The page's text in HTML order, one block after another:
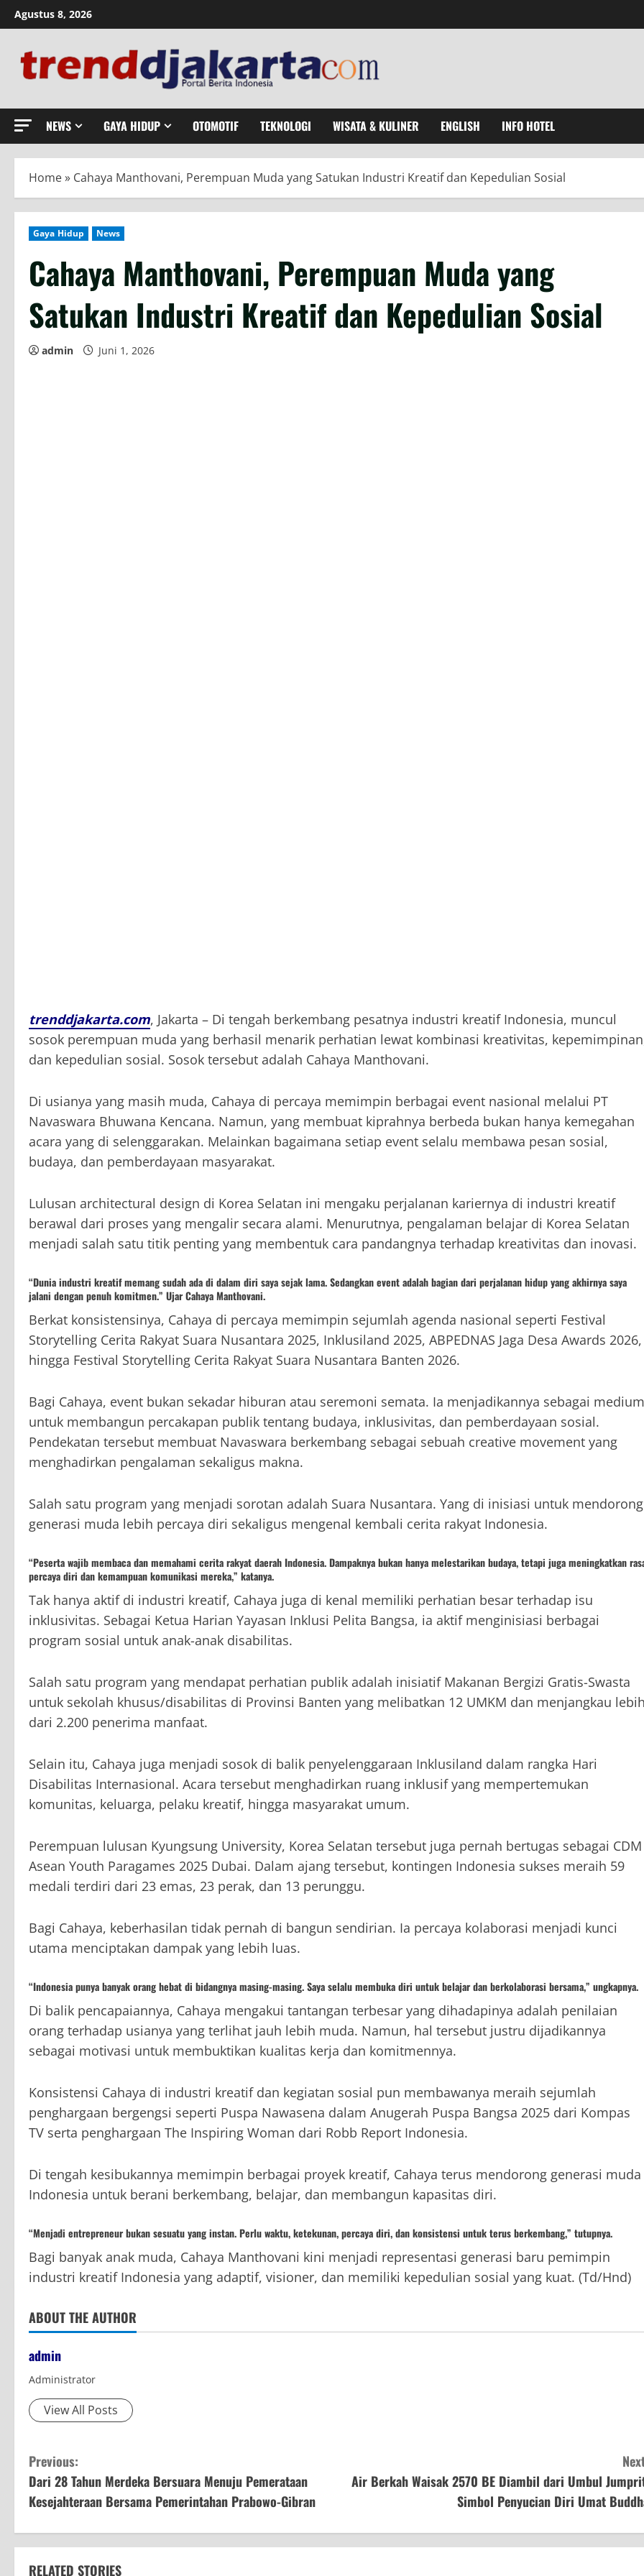
Skip
to
Agustus 8, 2026
NEWS GAYA HIDUP OTOMOTIF TEKNOLOGI WISATA & KULINER ENGLISH INFO HOTEL
Home» Cahaya Manthovani, Perempuan Muda yang Satukan Industri Kreatif dan Kepedulian Sosial
Gaya Hidup News
Cahaya Manthovani, Perempuan Muda yang
Satukan Industri Kreatif dan Kepedulian Sosial
admin Juni 1, 2026
trenddjakarta.com, Jakarta – Di tengah berkembang pesatnya industri kreatif Indonesia, muncul
sosok perempuan muda yang berhasil menarik perhatian lewat kombinasi kreativitas,
dan kepedulian sosial. Sosok tersebut adalah Cahaya Manthovani.
Di usianya yang masih muda, Cahaya di percaya memimpin berbagai event nasional melalui PT
Navaswara Bhuwana Kencana. Namun, yang membuat kiprahnya berbeda bukan hanya kemegahan
acara yang di selenggarakan. Melainkan bagaimana setiap event selalu membawa pesan sosial,
budaya, dan pemberdayaan masyarakat.
Lulusan architectural design di Korea Selatan ini mengaku perjalanan kariernya di industri kreatif
berawal dari proses yang mengalir secara alami. Menurutnya, pengalaman belajar di Korea Selatan
menjadi salah satu titik penting yang membentuk cara pandangnya terhadap kreativitas dan inovasi.
“Dunia industri kreatif memang sudah ada di dalam diri saya sejak lama. Sedangkan event adalah bagian dari perjalanan hidup yang akhirnya saya
jalani dengan penuh komitmen.” Ujar Cahaya Manthovani.
Berkat konsistensinya, Cahaya di percaya memimpin sejumlah agenda nasional seperti Festival
Storytelling Cerita Rakyat Suara Nusantara 2025, Inklusiland 2025, ABPEDNAS Jaga Desa Awards 2026,
hingga Festival Storytelling Cerita Rakyat Suara Nusantara Banten 2026.
Bagi Cahaya, event bukan sekadar hiburan atau seremoni semata. Ia menjadikannya sebagai medium
untuk membangun percakapan publik tentang budaya, inklusivitas, dan pemberdayaan sosial.
Pendekatan tersebut membuat Navaswara berkembang sebagai sebuah creative movement yang
menghadirkan pengalaman sekaligus makna.
Salah satu program yang menjadi sorotan adalah Suara Nusantara. Yang di inisiasi untuk mendorong
generasi muda lebih percaya diri sekaligus mengenal kembali cerita rakyat Indonesia.
“Peserta wajib membaca dan memahami cerita rakyat daerah Indonesia. Dampaknya bukan hanya melestarikan budaya, tetapi juga meningkatkan
percaya diri dan kemampuan komunikasi mereka,” katanya.
Tak hanya aktif di industri kreatif, Cahaya juga di kenal memiliki perhatian besar terhadap isu
inklusivitas. Sebagai Ketua Harian Yayasan Inklusi Pelita Bangsa, ia aktif menginisiasi berbagai
program sosial untuk anak-anak disabilitas.
Salah satu program yang mendapat perhatian publik adalah inisiatif Makanan Bergizi Gratis-Swasta
untuk sekolah khusus/disabilitas di Provinsi Banten yang melibatkan 12 UMKM dan menjangkau
dari 2.200 penerima manfaat.
Selain itu, Cahaya juga menjadi sosok di balik penyelenggaraan Inklusiland dalam rangka Hari
Disabilitas Internasional. Acara tersebut menghadirkan ruang inklusif yang mempertemukan
komunitas, keluarga, pelaku kreatif, hingga masyarakat umum.
Perempuan lulusan Kyungsung University, Korea Selatan tersebut juga pernah bertugas sebagai CDM
Asean Youth Paragames 2025 Dubai. Dalam ajang tersebut, kontingen Indonesia sukses meraih 59
medali terdiri dari 23 emas, 23 perak, dan 13 perunggu.
Bagi Cahaya, keberhasilan tidak pernah di bangun sendirian. Ia percaya kolaborasi menjadi kunci
utama menciptakan dampak yang lebih luas.
“Indonesia punya banyak orang hebat di bidangnya masing-masing. Saya selalu membuka diri untuk belajar dan berkolaborasi bersama,” ungkapnya.
Di balik pencapaiannya, Cahaya mengakui tantangan terbesar yang dihadapinya adalah penilaian
orang terhadap usianya yang terlihat jauh lebih muda. Namun, hal tersebut justru dijadikannya
sebagai motivasi untuk membuktikan kualitas kerja dan komitmennya.
Konsistensi Cahaya di industri kreatif dan kegiatan sosial pun membawanya meraih sejumlah
penghargaan bergengsi seperti Puspa Nawasena dalam Anugerah Puspa Bangsa 2025 dari Kompas
TV serta penghargaan The Inspiring Woman dari Robb Report Indonesia.
Di tengah kesibukannya memimpin berbagai proyek kreatif, Cahaya terus mendorong generasi muda
Indonesia untuk berani berkembang, belajar, dan membangun kapasitas diri.
“Menjadi entrepreneur bukan sesuatu yang instan. Perlu waktu, ketekunan, percaya diri, dan konsistensi untuk terus berkembang,” tutupnya.
Bagi banyak anak muda, Cahaya Manthovani kini menjadi representasi generasi baru pemimpin
industri kreatif Indonesia yang adaptif, visioner, dan memiliki kepedulian sosial yang kuat. (Td/Hnd)
ABOUT THE AUTHOR
admin
Administrator
View All Posts
C
o
n
t
Previous:
Dari 28 Tahun Merdeka Bersuara Menuju Pemerataan
Kesejahteraan Bersama Pemerintahan Prabowo-Gibran
Air Berkah Waisak 2570 BE Diambil dari Umbul
Simbol Penyucian Diri Umat
RELATED STORIES